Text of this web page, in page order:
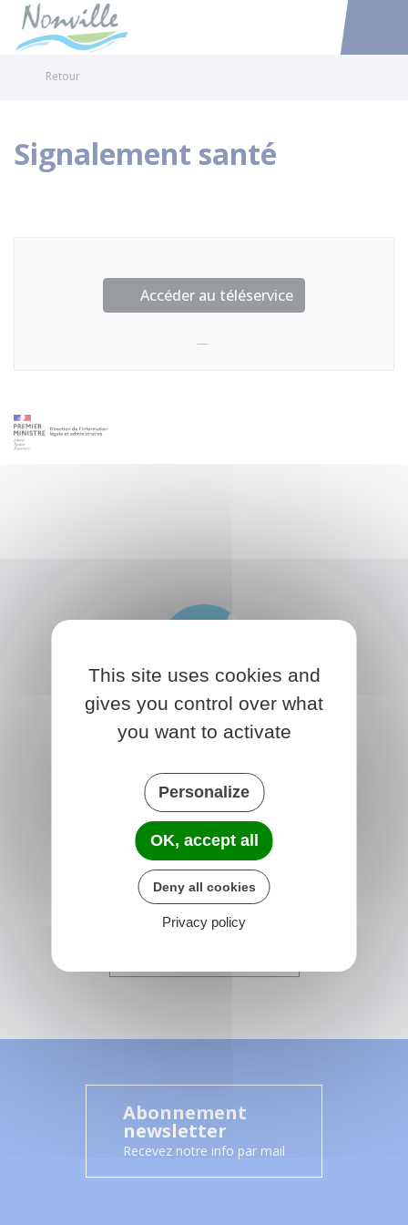
Accéder
Retour
Signalement santé
Accéder au téléservice
Place de la Mairie
77140 nonville
France
01 64 29 01 34
Horaires de la mairie
Du lundi au vendredi : 14h00 - 17h15
Abonnement
newsletter
Recevez notre info par mail
This site uses cookies and
gives you control over what
you want to activate
Personalize
OK, accept all
Deny all cookies
Privacy policy